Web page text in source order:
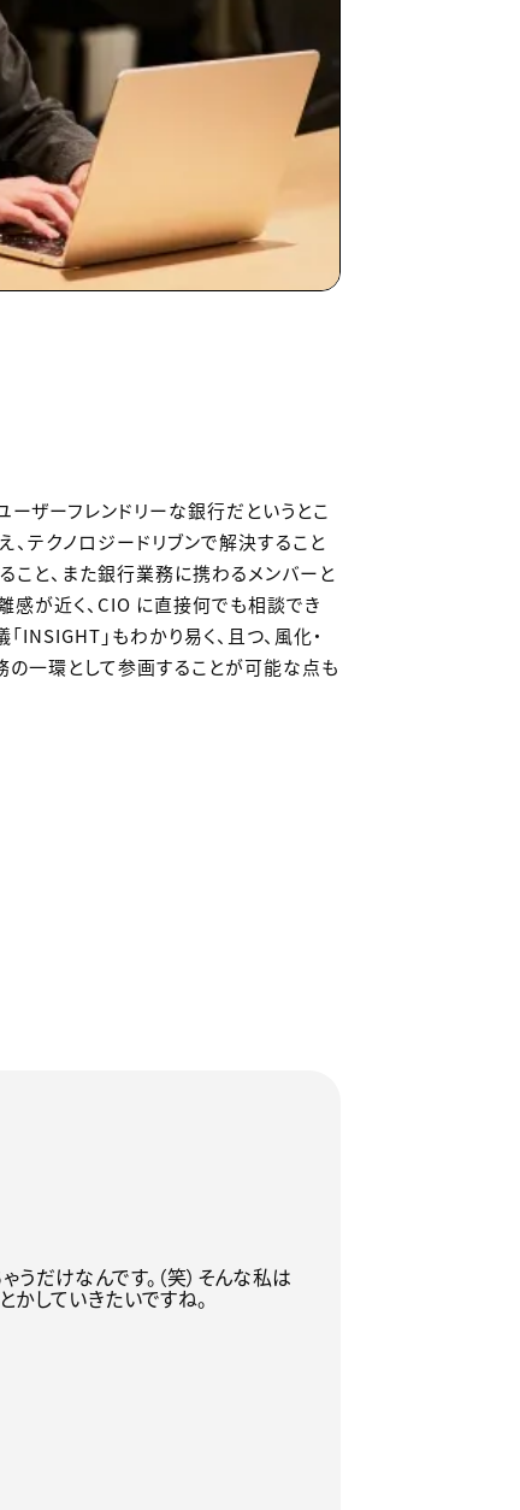
ザーフレンドリーな銀行だというとこ
テクノロジードリブンで解決すること
こと、また銀行業務に携わるメンバーと
感が近く、CIO に直接何でも相談でき
」もわかり易く、且つ、風化・
一環として参画することが可能な点も
だけなんです。（笑）そんな私は
していきたいですね。